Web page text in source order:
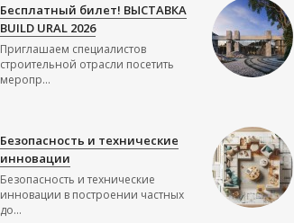
Бесплатный билет! ВЫСТАВКА
BUILD URAL 2026
Приглашаем специалистов
строительной отрасли посетить
меропр...
Безопасность и технические
инновации
Безопасность и технические
инновации в построении частных
до...